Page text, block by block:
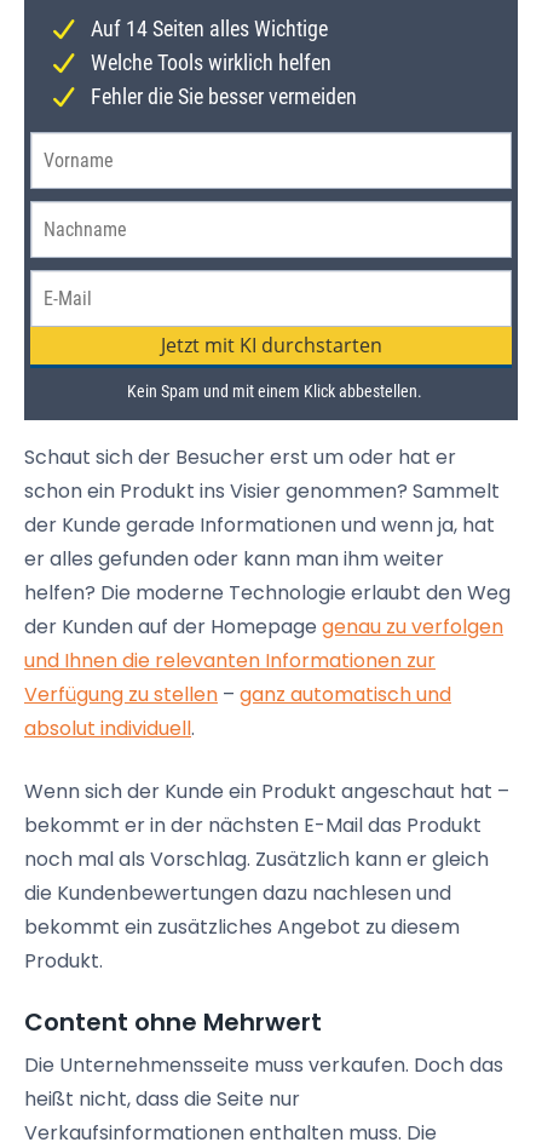
Schaut sich der Besucher erst um oder hat er
schon ein Produkt ins Visier genommen? Sammelt
der Kunde gerade Informationen und wenn ja, hat
er alles gefunden oder kann man ihm weiter
helfen? Die moderne Technologie erlaubt den Weg
der Kunden auf der Homepage genau zu verfolgen
und Ihnen die relevanten Informationen zur
Verfügung zu stellen – ganz automatisch und
absolut individuell.
Wenn sich der Kunde ein Produkt angeschaut hat –
bekommt er in der nächsten E-Mail das Produkt
noch mal als Vorschlag. Zusätzlich kann er gleich
die Kundenbewertungen dazu nachlesen und
bekommt ein zusätzliches Angebot zu diesem
Produkt.
Content ohne Mehrwert
Die Unternehmensseite muss verkaufen. Doch das
heißt nicht, dass die Seite nur
Verkaufsinformationen enthalten muss. Die